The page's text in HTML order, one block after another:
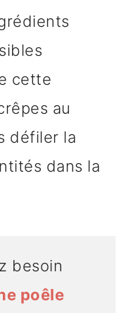
cette
au
défiler la
dans la
besoin
poêle